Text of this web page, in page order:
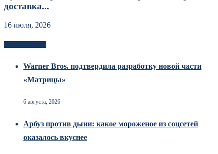
доставка...
16 июля, 2026
Warner Bros. подтвердила разработку новой части
«Матрицы»
6 августа, 2026
Арбуз против дыни: какое мороженое из соцсетей
оказалось вкуснее